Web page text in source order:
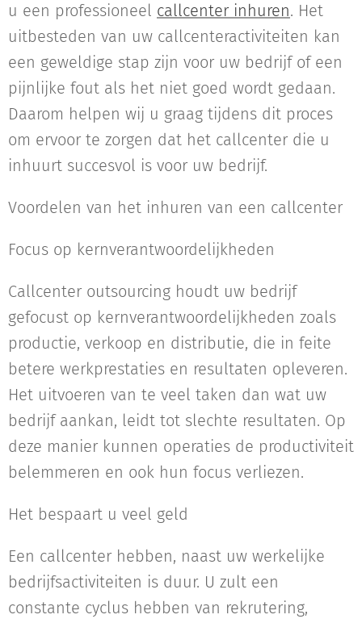
u een professioneel callcenter inhuren. Het
uitbesteden van uw callcenteractiviteiten kan
een geweldige stap zijn voor uw bedrijf of een
pijnlijke fout als het niet goed wordt gedaan.
Daarom helpen wij u graag tijdens dit proces
om ervoor te zorgen dat het callcenter die u
inhuurt succesvol is voor uw bedrijf.
Voordelen van het inhuren van een callcenter
Focus op kernverantwoordelijkheden
Callcenter outsourcing houdt uw bedrijf
gefocust op kernverantwoordelijkheden zoals
productie, verkoop en distributie, die in feite
betere werkprestaties en resultaten opleveren.
Het uitvoeren van te veel taken dan wat uw
bedrijf aankan, leidt tot slechte resultaten. Op
deze manier kunnen operaties de productiviteit
belemmeren en ook hun focus verliezen.
Het bespaart u veel geld
Een callcenter hebben, naast uw werkelijke
bedrijfsactiviteiten is duur. U zult een
constante cyclus hebben van rekrutering,